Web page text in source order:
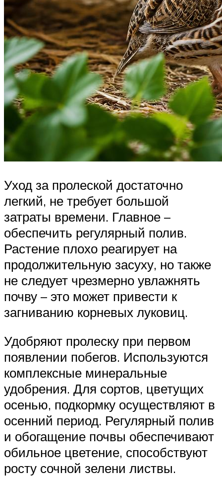
Уход за пролеской достаточно
легкий, не требует большой
затраты времени. Главное –
обеспечить регулярный полив.
Растение плохо реагирует на
продолжительную засуху, но также
не следует чрезмерно увлажнять
почву – это может привести к
загниванию корневых луковиц.
Удобряют пролеску при первом
появлении побегов. Используются
комплексные минеральные
удобрения. Для сортов, цветущих
осенью, подкормку осуществляют в
осенний период. Регулярный полив
и обогащение почвы обеспечивают
обильное цветение, способствуют
росту сочной зелени листвы.